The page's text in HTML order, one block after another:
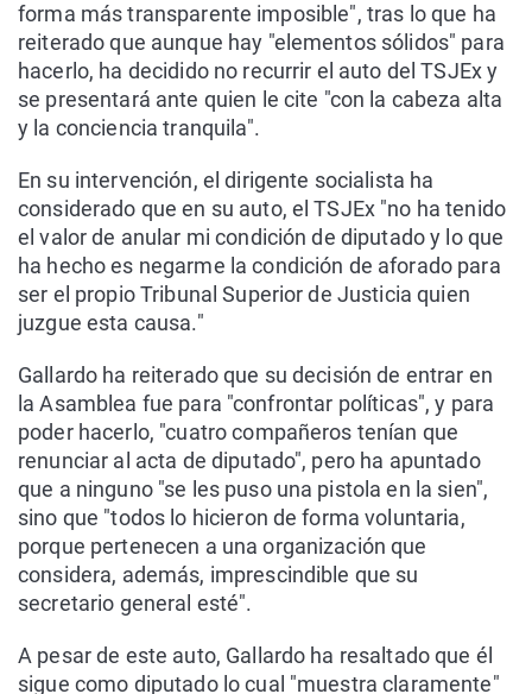
forma más transparente imposible", tras lo que ha
reiterado que aunque hay "elementos sólidos" para
hacerlo, ha decidido no recurrir el auto del TSJEx y
se presentará ante quien le cite "con la cabeza alta
y la conciencia tranquila".
En su intervención, el dirigente socialista ha
considerado que en su auto, el TSJEx "no ha tenido
el valor de anular mi condición de diputado y lo que
ha hecho es negarme la condición de aforado para
ser el propio Tribunal Superior de Justicia quien
juzgue esta causa."
Gallardo ha reiterado que su decisión de entrar en
la Asamblea fue para "confrontar políticas", y para
poder hacerlo, "cuatro compañeros tenían que
renunciar al acta de diputado", pero ha apuntado
que a ninguno "se les puso una pistola en la sien",
sino que "todos lo hicieron de forma voluntaria,
porque pertenecen a una organización que
considera, además, imprescindible que su
secretario general esté".
A pesar de este auto, Gallardo ha resaltado que él
sigue como diputado lo cual "muestra claramente"